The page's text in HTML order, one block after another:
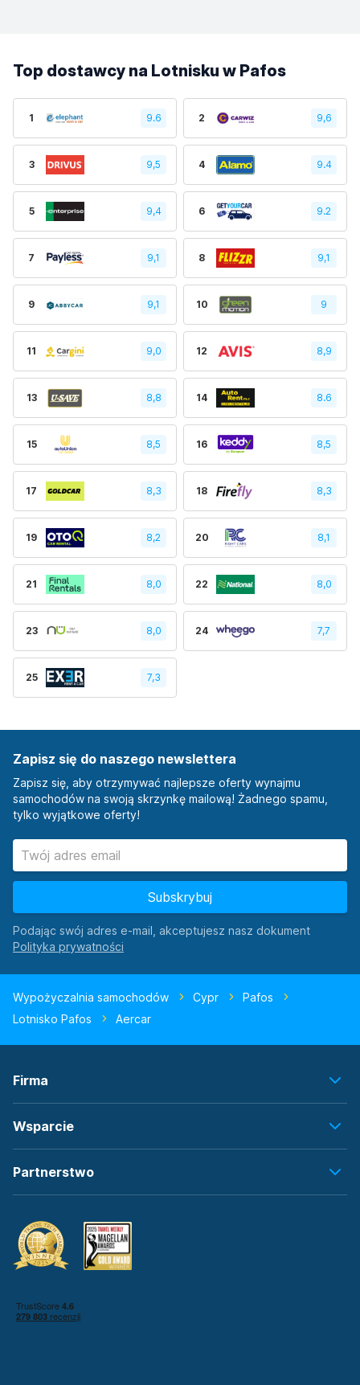
Top dostawcy na Lotnisku w Pafos
1 9.6 2 9,6
3 9,5 4 9.4
5 9,4 6 9.2
7 9,1 8 9,1
9 9,1 10 9
11 9,0 12 8,9
13 8,8 14 8.6
15 8,5 16 8,5
17 8,3 18 8,3
19 8,2 20 8,1
21 8,0 22 8,0
23 8,0 24 7,7
25 7,3
Zapisz się do naszego newslettera
Zapisz się, aby otrzymywać najlepsze oferty wynajmu
samochodów na swoją skrzynkę mailową! Żadnego spamu,
tylko wyjątkowe oferty!
Subskrybuj
Podając swój adres e-mail, akceptujesz nasz dokument
Wypożyczalnia samochodów Cypr
Pafos
Lotnisko Pafos
Aercar
Firma
Wsparcie
Partnerstwo